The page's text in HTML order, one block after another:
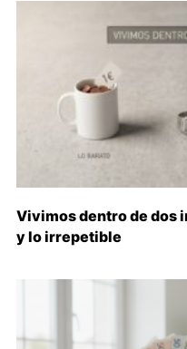
Vivimos dentro de dos
y lo irrepetible